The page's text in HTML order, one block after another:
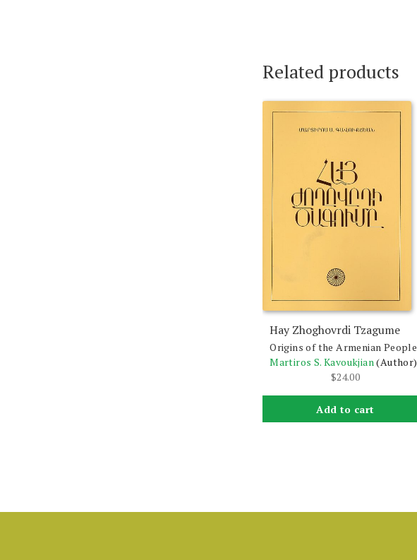
Related products
Hay Zhoghovrdi Tzagume
Origins of the Armenian People
Martiros S. Kavoukjian(Author)
$24.00
Add to cart